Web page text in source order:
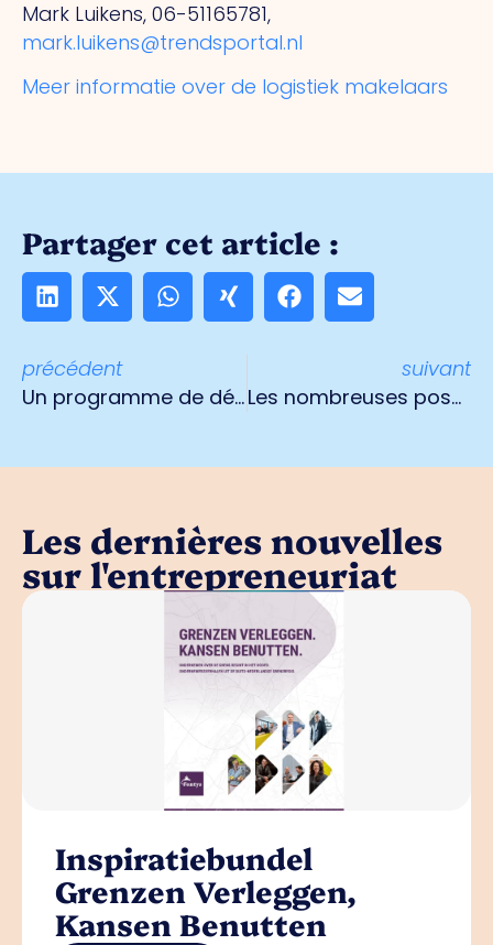
Mark Luikens, 06-51165781,
mark.luikens@trendsportal.nl
Meer informatie over de logistiek makelaars
Partager cet article :
précédent
Un programme de développement durable est indispensable pour les entrepreneurs
suivant
Les nombreuses possibilités de combinaison de notre tour de contrôle et de notre TMS nous rendent uniques.
Les dernières nouvelles
sur l'entrepreneuriat
Inspiratiebundel
Grenzen Verleggen,
Kansen Benutten